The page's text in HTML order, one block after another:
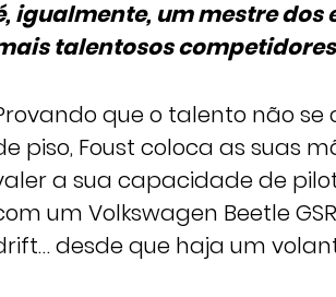
igualmente, um mestre
talentosos
que o talento não se
piso, Foust coloca as suas
a sua capacidade de
um Volkswagen Beetle
desde que haja um